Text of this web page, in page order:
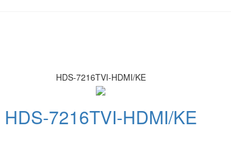
HDS-7216TVI-HDMI/KE
HDS-7216TVI-HDMI/KE